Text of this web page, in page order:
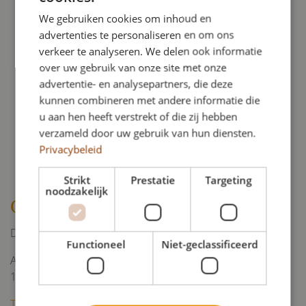
Materiaal:Engels Wilgenteen
Kenmerken:-
Sfeerlijn: Fair Trade
Afmeting:
Binnenwerkse maat 193x61 cm
Interieur:Ongebleekt katoen
Contact
De Jongh uitvaartverzorging
Anthonie Verherentstraat 6
1961 GD Heemskerk
We gebruiken cookies om inhoud en
advertenties te personaliseren en om ons
verkeer te analyseren. We delen ook informatie
over uw gebruik van onze site met onze
advertentie- en analysepartners, die deze
kunnen combineren met andere informatie die
u aan hen heeft verstrekt of die zij hebben
verzameld door uw gebruik van hun diensten.
Privacybeleid
Strikt
noodzakelijk
Prestatie Targeting
Functioneel Niet-geclassificeerd